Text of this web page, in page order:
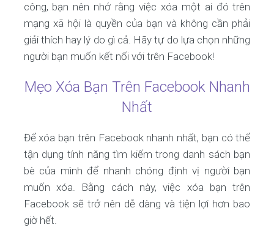
công, bạn nên nhớ rằng việc xóa một ai đó trên
mạng xã hội là quyền của bạn và không cần phải
giải thích hay lý do gì cả. Hãy tự do lựa chọn những
người bạn muốn kết nối với trên Facebook!
Mẹo Xóa Bạn Trên Facebook Nhanh
Nhất
Để xóa bạn trên Facebook nhanh nhất, bạn có thể
tận dụng tính năng tìm kiếm trong danh sách bạn
bè của mình để nhanh chóng định vị người bạn
muốn xóa. Bằng cách này, việc xóa bạn trên
Facebook sẽ trở nên dễ dàng và tiện lợi hơn bao
giờ hết.